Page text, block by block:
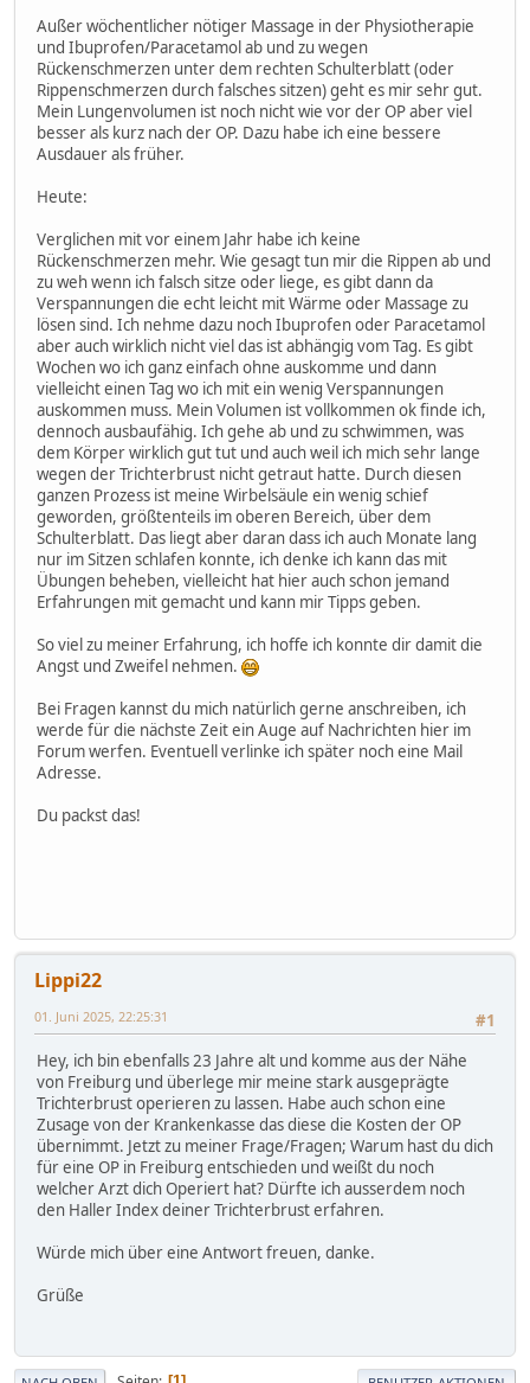
Außer wöchentlicher nötiger Massage in der Physiotherapie
und Ibuprofen/Paracetamol ab und zu wegen
Rückenschmerzen unter dem rechten Schulterblatt (oder
Rippenschmerzen durch falsches sitzen) geht es mir sehr gut.
Mein Lungenvolumen ist noch nicht wie vor der OP aber viel
besser als kurz nach der OP. Dazu habe ich eine bessere
Ausdauer als früher.
Heute:
Verglichen mit vor einem Jahr habe ich keine
Rückenschmerzen mehr. Wie gesagt tun mir die Rippen ab und
zu weh wenn ich falsch sitze oder liege, es gibt dann da
Verspannungen die echt leicht mit Wärme oder Massage zu
lösen sind. Ich nehme dazu noch Ibuprofen oder Paracetamol
aber auch wirklich nicht viel das ist abhängig vom Tag. Es gibt
Wochen wo ich ganz einfach ohne auskomme und dann
vielleicht einen Tag wo ich mit ein wenig Verspannungen
auskommen muss. Mein Volumen ist vollkommen ok finde ich,
dennoch ausbaufähig. Ich gehe ab und zu schwimmen, was
dem Körper wirklich gut tut und auch weil ich mich sehr lange
wegen der Trichterbrust nicht getraut hatte. Durch diesen
ganzen Prozess ist meine Wirbelsäule ein wenig schief
geworden, größtenteils im oberen Bereich, über dem
Schulterblatt. Das liegt aber daran dass ich auch Monate lang
nur im Sitzen schlafen konnte, ich denke ich kann das mit
Übungen beheben, vielleicht hat hier auch schon jemand
Erfahrungen mit gemacht und kann mir Tipps geben.
So viel zu meiner Erfahrung, ich hoffe ich konnte dir damit die
Angst und Zweifel nehmen.
Bei Fragen kannst du mich natürlich gerne anschreiben, ich
werde für die nächste Zeit ein Auge auf Nachrichten hier im
Forum werfen. Eventuell verlinke ich später noch eine Mail
Adresse.
Du packst das!
Lippi22
#1
01. Juni 2025, 22:25:31
Hey, ich bin ebenfalls 23 Jahre alt und komme aus der Nähe
von Freiburg und überlege mir meine stark ausgeprägte
Trichterbrust operieren zu lassen. Habe auch schon eine
Zusage von der Krankenkasse das diese die Kosten der OP
übernimmt. Jetzt zu meiner Frage/Fragen; Warum hast du dich
für eine OP in Freiburg entschieden und weißt du noch
welcher Arzt dich Operiert hat? Dürfte ich ausserdem noch
den Haller Index deiner Trichterbrust erfahren.
Würde mich über eine Antwort freuen, danke.
Grüße